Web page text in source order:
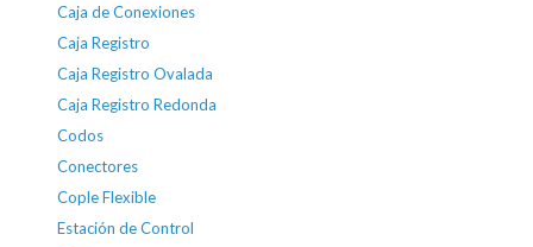
Caja de Conexiones
Caja Registro
Caja Registro Ovalada
Caja Registro Redonda
Codos
Conectores
Cople Flexible
Estación de Control